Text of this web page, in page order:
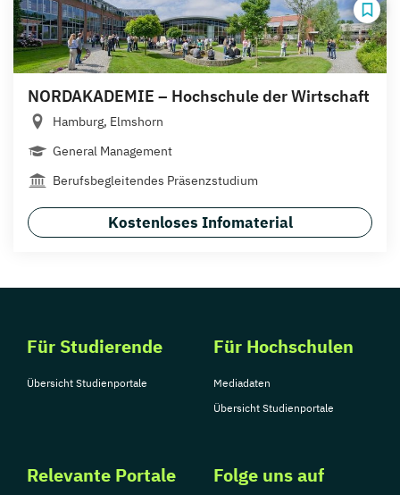
NORDAKADEMIE – Hochschule der Wirtschaft
Hamburg, Elmshorn
General Management
Berufsbegleitendes Präsenzstudium
Kostenloses Infomaterial
Für Studierende
Übersicht Studienportale
Für Hochschulen
Mediadaten
Übersicht Studienportale
Relevante Portale Folge uns auf